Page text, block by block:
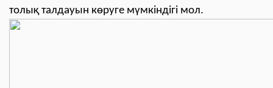
толық талдауын көруге мүмкіндігі мол.